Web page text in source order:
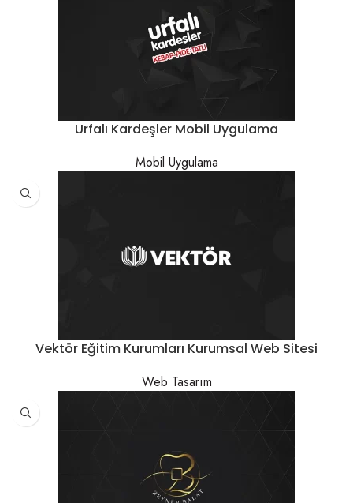
Urfalı Kardeşler Mobil Uygulama
Mobil Uygulama
Vektör Eğitim Kurumları Kurumsal Web Sitesi
Web Tasarım